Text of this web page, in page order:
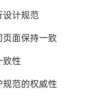
设计规范
面保持一致
致性
范的权威性